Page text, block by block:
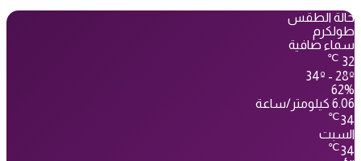
حالة الطقس
طولكرم
سماء صافية
32
℃
34º - 28º
62%
6.06 كيلومتر/ساعة
34
℃
السبت
34
℃